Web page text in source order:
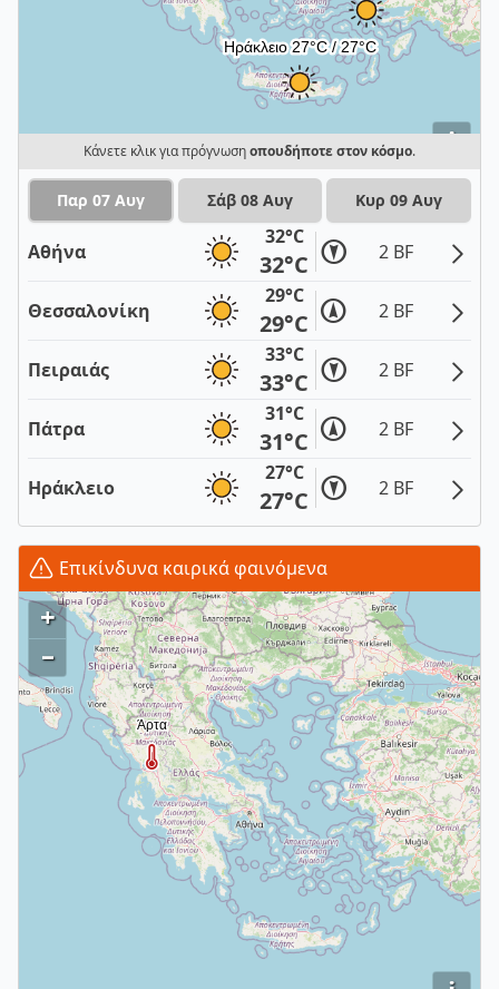
i
Κάνετε κλικ για πρόγνωσηοπουδήποτε στον κόσμο.
Παρ 07 Αυγ Σάβ 08 Αυγ Κυρ 09 Αυγ
Αθήνα
32°C
32°C 2 BF
Θεσσαλονίκη
29°C
29°C 2 BF
Πειραιάς
33°C
33°C 2 BF
Πάτρα
31°C
31°C 2 BF
Ηράκλειο
27°C
27°C 2 BF
Επικίνδυνα καιρικά φαινόμενα
+
–